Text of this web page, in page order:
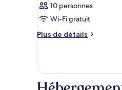
10 personnes
Wi-Fi gratuit
Plus de détails
Plus
le
type